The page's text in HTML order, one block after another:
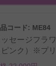
コード: ME84
ッセージフラ
ピンク）※プ